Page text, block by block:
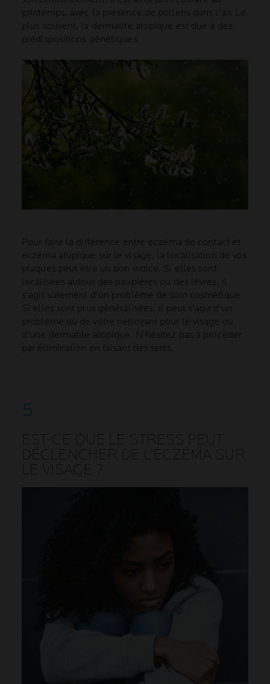
printemps, avec la présence de pollens dans l’air. Le
plus souvent, la dermatite atopique est due à des
prédispositions génétiques.
Pour faire la différence entre eczéma de contact et
eczéma atopique sur le visage, la localisation de vos
plaques peut être un bon indice. Si elles sont
localisées autour des paupières ou des lèvres, il
s’agit sûrement d’un problème de soin cosmétique.
Si elles sont plus généralisées, il peut s’agir d’un
problème dû de votre nettoyant pour le visage ou
d’une dermatite atopique. N’hésitez pas à procéder
par élimination en faisant des tests.
EST-CE QUE LE STRESS PEUT
DÉCLENCHER DE L’ECZÉMA SUR
LE VISAGE ?